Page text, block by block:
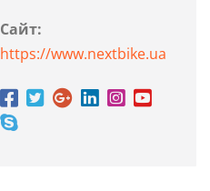
Сайт:
https://www.nextbike.ua